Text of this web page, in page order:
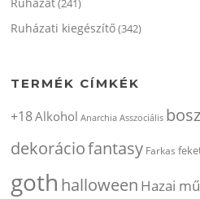
Ruházat(241)
Ruházati kiegészítő(342)
TERMÉK CÍMKÉK
+18Alkohol Anarchia Asszociális
dekoráciofantasy Farkas
goth halloween Hazai